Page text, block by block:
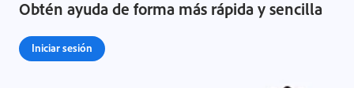
Obtén ayuda de forma más rápida y sencilla
Iniciar sesión